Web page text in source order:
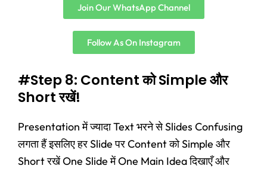
Join Our WhatsApp Channel
Follow As On Instagram
#Step 8: Content को Simple और
Short रखें!
Presentation में ज्यादा Text भरने से Slides Confusing
लगता हैं इसलिए हर Slide पर Content को Simple और
Short रखें One Slide में One Main Idea दिखाएँ और